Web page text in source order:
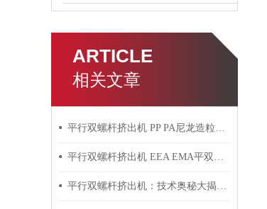
ARTICLE
相关文章
平行双螺杆挤出机 PP PA尼龙造粒机技术参数
平行双螺杆挤出机 EEA EMA平双挤出机 双螺杆挤出机技术参数
平行双螺杆挤出机：技术奥秘大揭秘！